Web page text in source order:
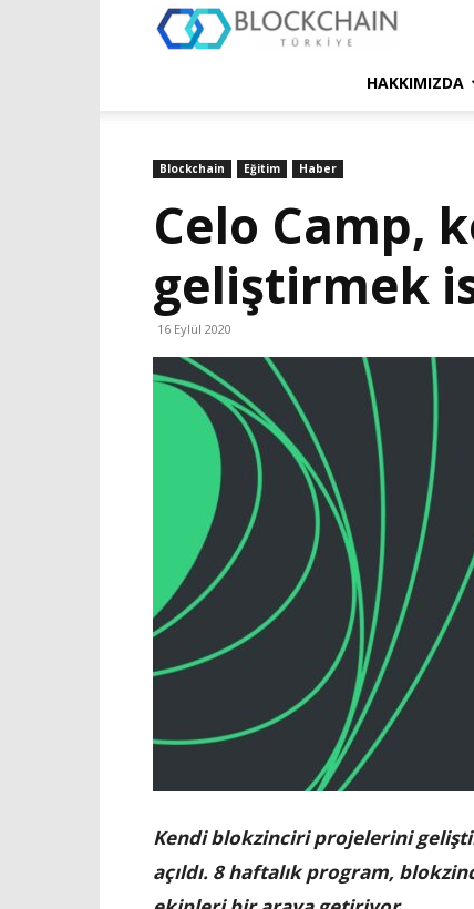
Türkiye
HAKKIMIZDA
Blockchain Eğitim Haber
Celo Camp,
geliştirmek
16 Eylül 2020
Kendi blokzinciri projelerini
açıldı. 8 haftalık program,